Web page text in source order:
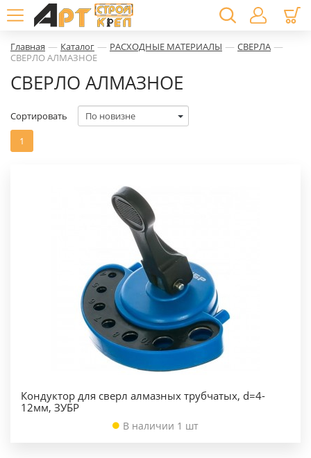
Главная — Каталог — РАСХОДНЫЕ МАТЕРИАЛЫ — СВЕРЛА —
СВЕРЛО АЛМАЗНОЕ
СВЕРЛО АЛМАЗНОЕ
1
Сортировать
Кондуктор для сверл алмазных трубчатых, d=4-
12мм, ЗУБР
В наличии 1 шт